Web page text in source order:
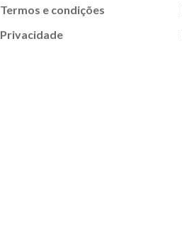
Termos e condições
Privacidade